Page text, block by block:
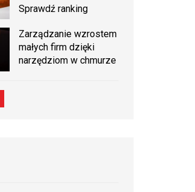
Sprawdź ranking
Zarządzanie wzrostem
małych firm dzięki
narzędziom w chmurze